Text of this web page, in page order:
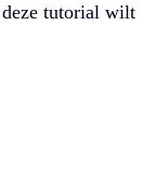
deze tutorial wilt